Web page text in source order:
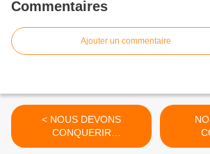
Commentaires
Ajouter un commentaire
< NOUS DEVONS
CONQUERIR
L'IMPOSSIBLE (2)